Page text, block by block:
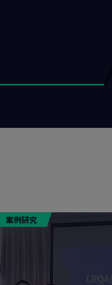
案例研究